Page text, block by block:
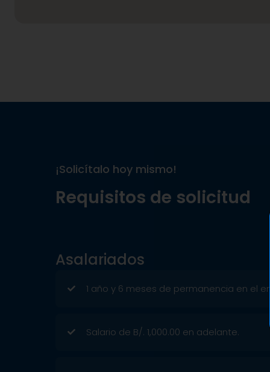
¡Solicítalo hoy mismo!
Requisitos de solicitud
Asalariados
1 año y 6 meses de permanencia en el
Salario de B/. 1,000.00 en adelante.